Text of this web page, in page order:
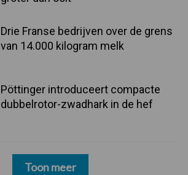
Drie Franse bedrijven over de grens
van 14.000 kilogram melk
Pöttinger introduceert compacte
dubbelrotor-zwadhark in de hef
Toon meer